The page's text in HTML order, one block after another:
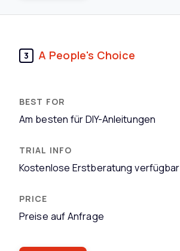
3 A People's Choice
Am besten für DIY-Anleitungen
Kostenlose Erstberatung verfügbar
Preise auf Anfrage